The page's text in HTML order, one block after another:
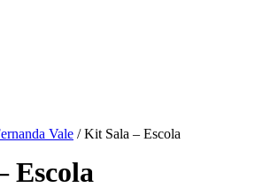
Vale / Kit Sala – Escola
Escola